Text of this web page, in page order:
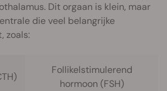
Dit orgaan is klein, maar
die veel belangrijke
zoals:
Follikelstimulerend
hormoon (FSH)